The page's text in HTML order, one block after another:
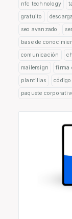
nfc technology
gratuito
seo avanzado
base de
comunicación
mailersign
firma
plantillas
código
paquete